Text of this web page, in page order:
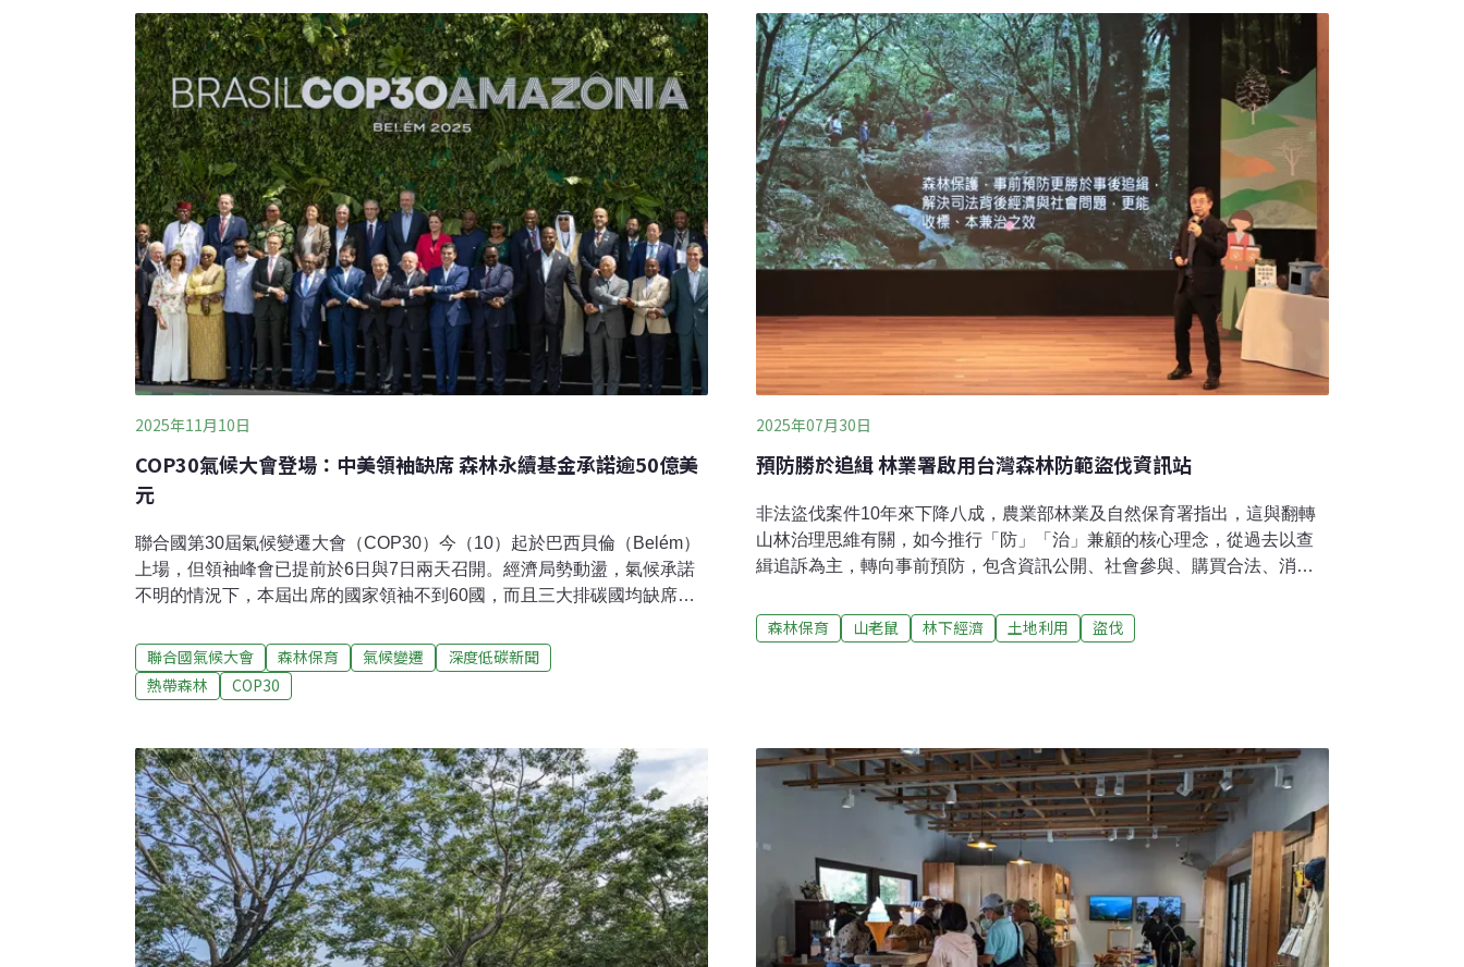
這片從小生活的環境，也開始嘗試從中找出一條可能的路。最初的農作，
並沒有特別不同。他和多數農民一樣，依賴農藥與化學肥料，以提高產量
與賣相為目標。然而幾個關鍵經驗，
座被稱為「森林博物館」的地方逐漸受到關注。布農族的鸞山森林文化博
物館館長阿力曼（Aliman），長年守護鸞山森林並創立這座「沒有圍牆的
森林文化博物館」。在制度與土地之間，他如何理解「永續」的真正意
義？抵押借錢搶回森林「2003年起，就有財團覬覦這塊地。」阿力曼回
想，當年那片森林有完整的巨木群
2025年11月10日
COP30氣候大會登場：中美領袖缺席 森林永續基金承諾逾50億美
元
聯合國第30屆氣候變遷大會（COP30）今（10）起於巴西貝倫（Belém）
上場，但領袖峰會已提前於6日與7日兩天召開。經濟局勢動盪，氣候承諾
不明的情況下，本屆出席的國家領袖不到60國，而且三大排碳國均缺席。
TFFF）正式啟動，首日即有55億美元資金承諾加入，用以支持保護森林的
國家。中美印領袖均缺席貝倫市，坐落於亞馬遜河口的古老城市。歷年的
氣候會議中，領導人峰會是媒體焦點，也是各國領袖表達氣候決心的機
的一半。法國總統馬克宏（Emmanuel Macron）、德國總理梅爾茨
（Friedrich Merz）、英國首相施凱爾（Keir Starmer）、歐盟執委會主席
范德賴恩（Ursula von der Leyen）等人均參加，
聯合國氣候大會 森林保育 氣候變遷
深度低碳新聞
熱帶森林
COP30
2025年07月30日
預防勝於追緝 林業署啟用台灣森林防範盜伐資訊站
非法盜伐案件10年來下降八成，農業部林業及自然保育署指出，這與翻轉
山林治理思維有關，如今推行「防」「治」兼顧的核心理念，從過去以查
緝追訴為主，轉向事前預防，包含資訊公開、社會參與、購買合法、消弭
伐資訊站」，提供即時查詢盜伐熱點分布、案件樣態與趨勢，打破過往資
訊封閉困境，促進全民參與森林守護。林業署四大策略防非法盜伐 10年來
手合作，打造更具韌性的森林保護網絡。據統計，國有林地盜伐案件從
2013年的290件，下降至2024年的58件，成效明顯。林業署署長林華慶指
出，身為森林保育主管機關，遏止盜伐應著重「預防發生」，為此共推動
森林保育 山老鼠 林下經濟 土地利用 盜伐